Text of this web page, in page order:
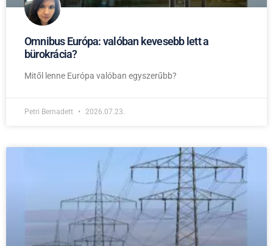
Omnibus Európa: valóban kevesebb lett a
bürokrácia?
Mitől lenne Európa valóban egyszerűbb?
Petri Bernadett 2026.07.23.